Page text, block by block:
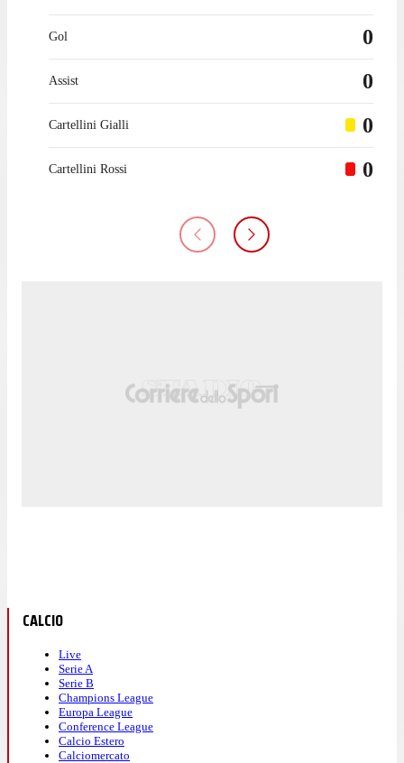
Gol 0
Assist 0
Cartellini Gialli 0
Cartellini Rossi 0
CALCIO
Live
Serie A
Serie B
Champions League
Europa League
Conference League
Calcio Estero
Calciomercato